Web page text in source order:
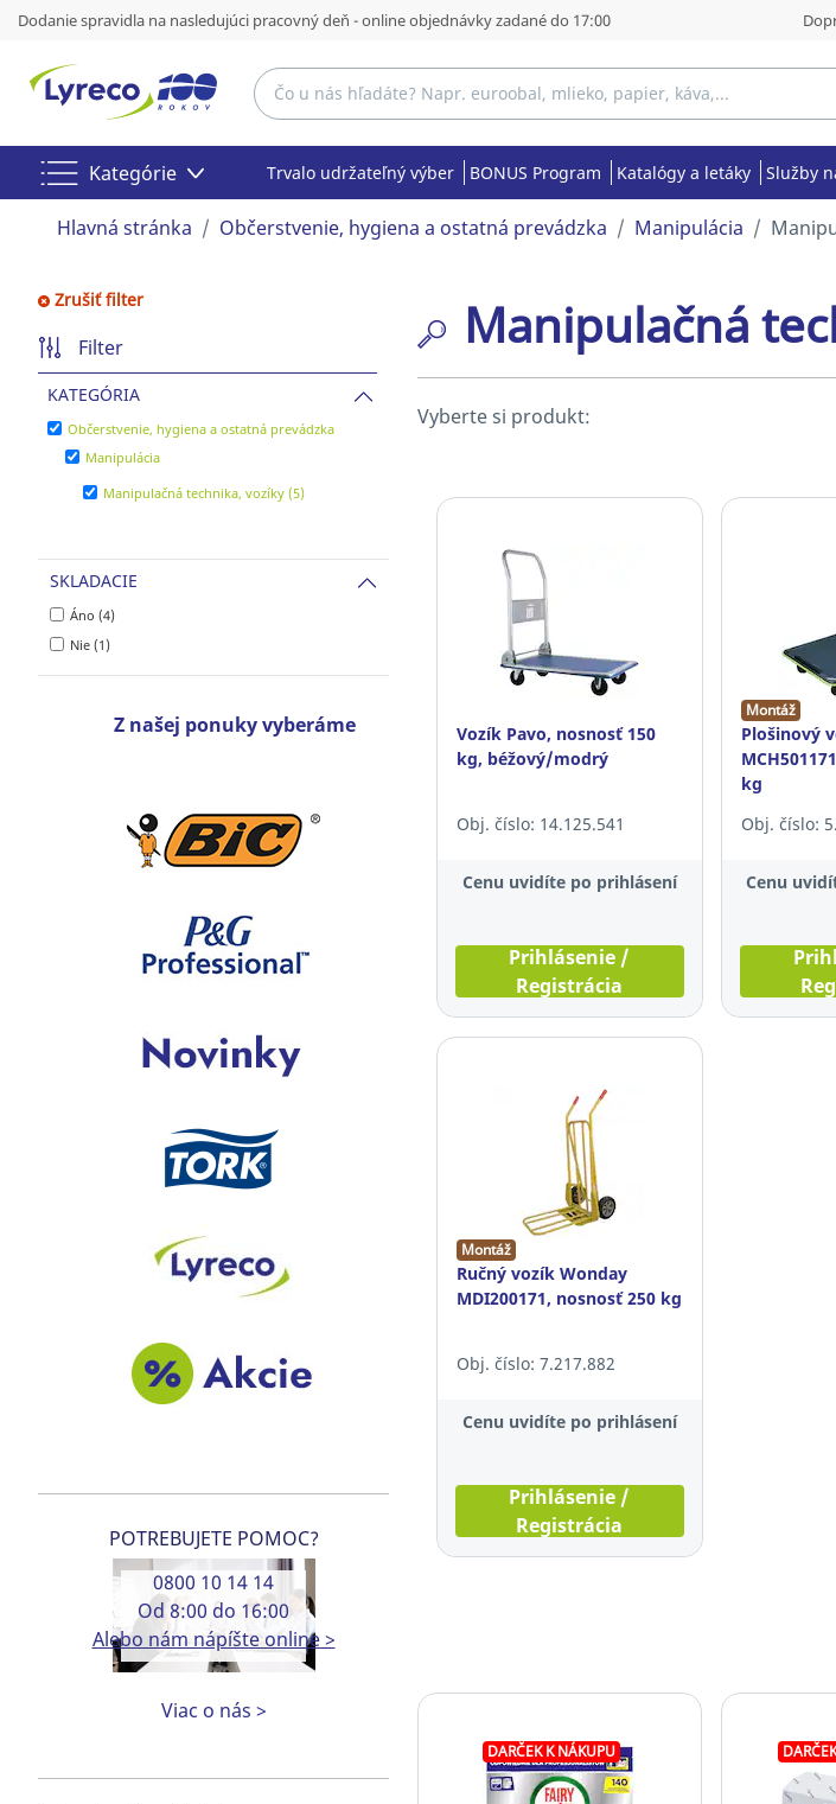
Dodanie spravidla na nasledujúci pracovný deň - online objednávky zadané do 17:00
Kategórie Trvalo udržateľný výber BONUS Program Katalógy a letáky Služby
Hlavná stránka Občerstvenie, hygiena a ostatná prevádzka Manipulácia
Zrušiť filter
Filter
KATEGÓRIA
Občerstvenie, hygiena a ostatná prevádzka
Manipulácia
Manipulačná technika, vozíky (5)
SKLADACIE
Áno (4)
Nie (1)
Z našej ponuky vyberáme
POTREBUJETE POMOC?
0800 10 14 14
Od 8:00 do 16:00
Alebo nám nápíšte online >
Viac o nás >
Manipulačná
Vyberte si produkt:
Vozík Pavo, nosnosť 150
kg, béžový/modrý
Obj. číslo: 14.125.541
Cenu uvidíte po prihlásení
Prihlásenie /
Registrácia
Montáž
Plošinový
kg
Obj. číslo:
Cenu
Montáž
Ručný vozík Wonday
MDI200171, nosnosť 250 kg
Obj. číslo: 7.217.882
Cenu uvidíte po prihlásení
Prihlásenie /
Registrácia
DARČEK K NÁKUPU